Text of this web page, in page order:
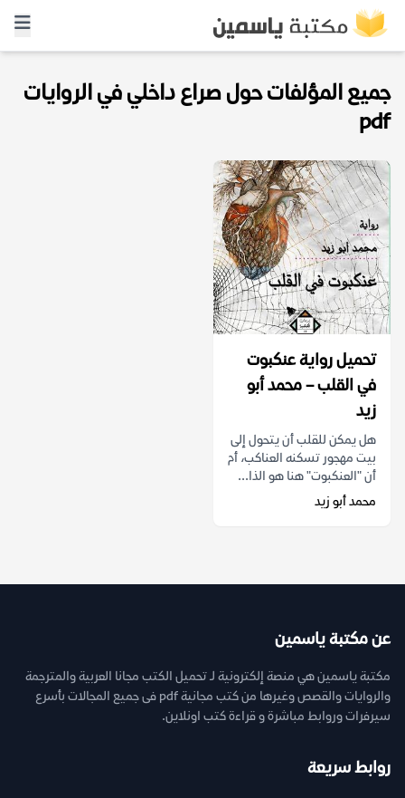
جميع المؤلفات حول صراع داخلي في الروايات
pdf
تحميل رواية عنكبوت
في القلب – محمد أبو
زيد
هل يمكن للقلب أن يتحول إلى
بيت مهجور تسكنه العناكب، أم
أن "العنكبوت" هنا هو الذا...
محمد أبو زيد
عن مكتبة ياسمين
مكتبة ياسمين هي منصة إلكترونية لـ تحميل الكتب مجانا العربية والمترجمة
والروايات والقصص وغيرها من كتب مجانية pdf فى جميع المجالات بأسرع
سيرفرات وروابط مباشرة و قراءة كتب اونلاين.
روابط سريعة